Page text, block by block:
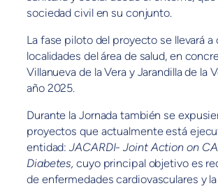
sociedad civil en su conjunto.
La fase piloto del proyecto se llevará a
localidades del área de salud, en
Villanueva de la Vera y Jarandilla de la
año 2025.
Durante la Jornada también se
proyectos que actualmente está
entidad: JACARDI- Joint Action on
Diabetes,cuyo principal objetivo es
de enfermedades cardiovasculares y